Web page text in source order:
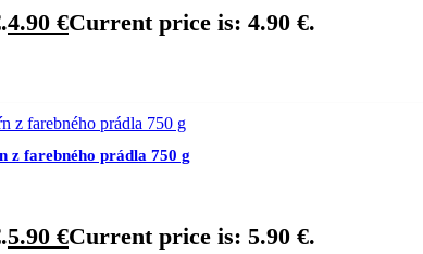
4.90 €Current price is: 4.90 €.
z farebného prádla 750 g
5.90 €Current price is: 5.90 €.